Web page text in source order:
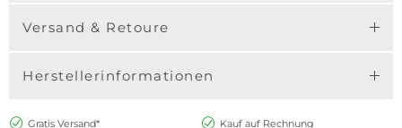
Versand & Retoure
Herstellerinformationen
Gratis Versand*
Kauf auf Rechnung